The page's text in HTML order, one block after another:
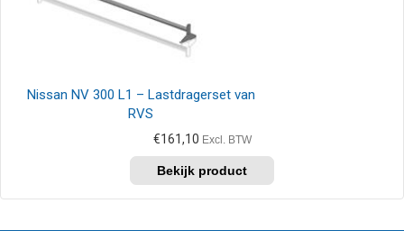
Nissan NV 300 L1 – Lastdragerset van
RVS
€161,10 Excl. BTW